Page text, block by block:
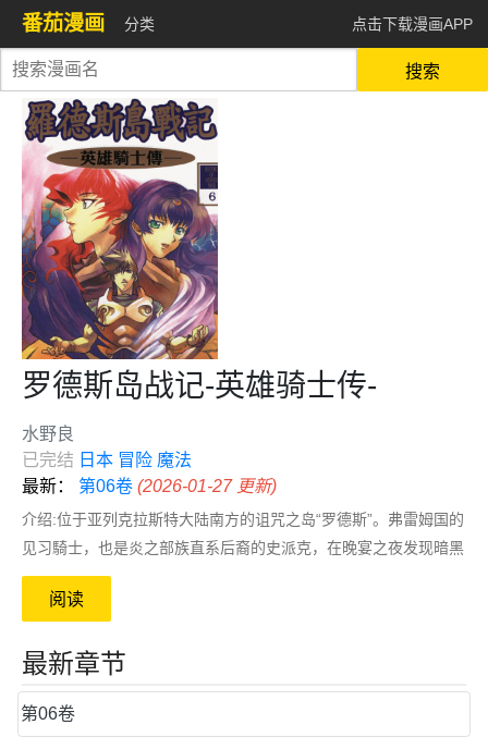
番茄漫画 分类 点击下载漫画APP
搜索
罗德斯岛战记-英雄骑士传-
水野良
已完结 日本 冒险 魔法
最新： 第06卷 (2026-01-27 更新)
介绍:位于亚列克拉斯特大陆南方的诅咒之岛“罗德斯”。弗雷姆国的
见习騎士，也是炎之部族直系后裔的史派克，在晚宴之夜发现暗黑
妖精的踪迹。急於抢功求表现的史派克不慎中计，使宝“魂魄水晶
球”被盜走。受命讨伐盗贼的史派克组成追踪小队并立刻出发。但
落……
阅读
最新章节
第06卷